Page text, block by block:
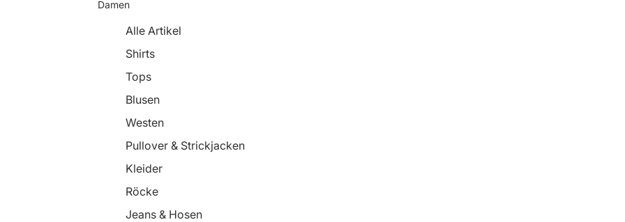
Damen
Alle Artikel
Shirts
Tops
Blusen
Westen
Pullover & Strickjacken
Kleider
Röcke
Jeans & Hosen